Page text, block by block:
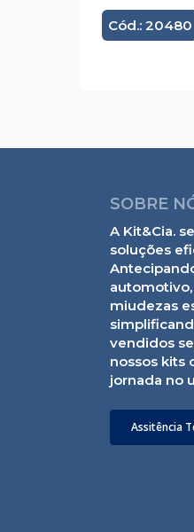
Cód.: 20480
SOBRE
A Kit&Cia.
soluções
miudezas
vendidos
nossos kits
jornada no
Assitência